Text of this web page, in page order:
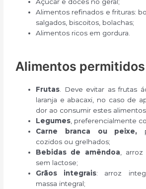
Açúcar e doces no geral;
Alimentos refinados e frituras:
salgados, biscoitos, bolachas;
Alimentos ricos em gordura.
Alimentos permitidos
Frutas . Deve evitar as frutas
laranja e abacaxi, no caso de
dor ao consumir estes
Legumes , preferencialmente
Carne branca ou peixe,
cozidos ou grelhados;
Bebidas de amêndoa ,
sem lactose;
Grãos integrais: arroz
massa integral;